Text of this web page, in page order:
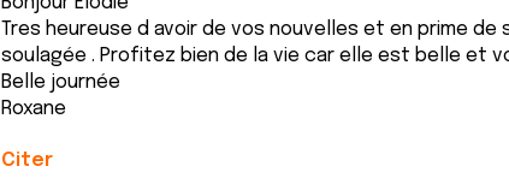
Tres heureuse d avoir de vos nouvelles et en prime
soulagée . Profitez bien de la vie car elle est belle et
Belle journée
Roxane
Citer